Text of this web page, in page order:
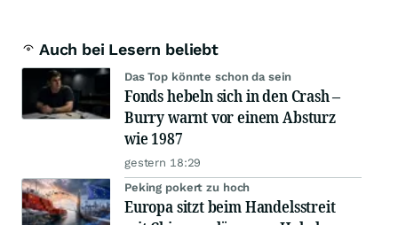
Auch bei Lesern beliebt
Das Top könnte schon da sein
Fonds hebeln sich in den Crash –
Burry warnt vor einem Absturz
wie 1987
gestern 18:29
Peking pokert zu hoch
Europa sitzt beim Handelsstreit